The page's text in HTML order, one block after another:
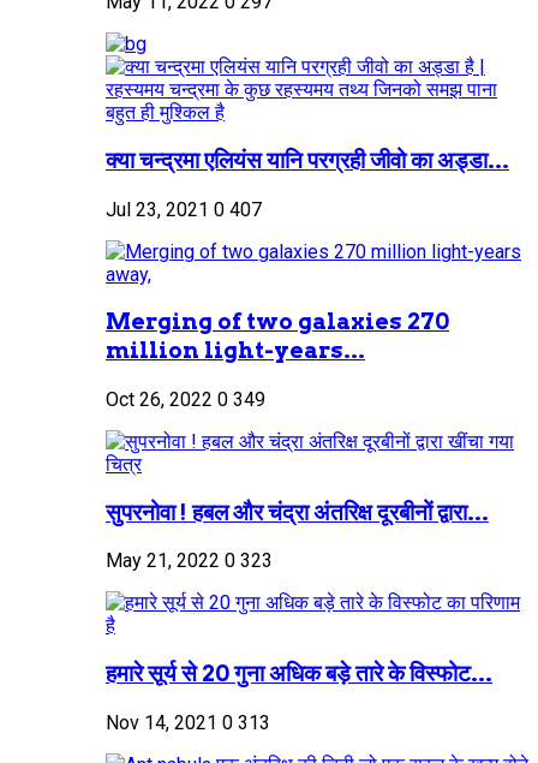
क्या चन्द्रमा एलियंस यानि परग्रही जीवो का अड्डा...
Jul 23, 2021 0 407
Merging of two galaxies 270
million light-years...
Oct 26, 2022 0 349
सुपरनोवा ! हबल और चंद्रा अंतरिक्ष दूरबीनों द्वारा...
May 21, 2022 0 323
हमारे सूर्य से 20 गुना अधिक बड़े तारे के विस्फोट...
Nov 14, 2021 0 313